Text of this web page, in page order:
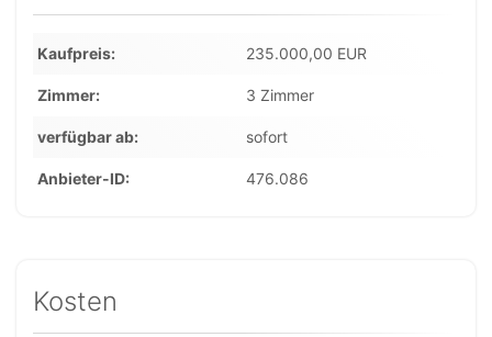
Kaufpreis 235.000,00 EUR
Zimmer 3 Zimmer
verfügbar ab sofort
Anbieter-ID 476.086
Kosten